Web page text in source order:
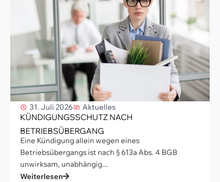
31. Juli 2026 Aktuelles
KÜNDIGUNGSSCHUTZ NACH
BETRIEBSÜBERGANG
Eine Kündigung allein wegen eines
Betriebsübergangs ist nach § 613a Abs. 4 BGB
unwirksam, unabhängig...
Weiterlesen